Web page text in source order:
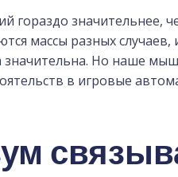
гораздо значительнее,
массы разных случаев,
Но наше
в игровые